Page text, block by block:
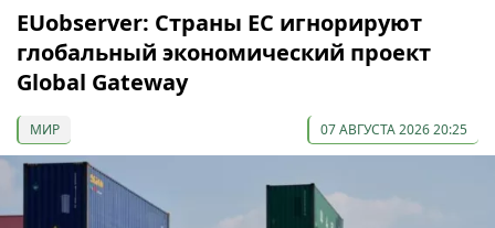
EUobserver: Страны ЕС игнорируют
глобальный экономический проект
Global Gateway
МИР 07 АВГУСТА 2026 20:25